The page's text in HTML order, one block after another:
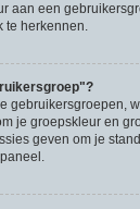
aan een
te herkennen.
gebruikersgroepen,
je groepskleur en
geven om je